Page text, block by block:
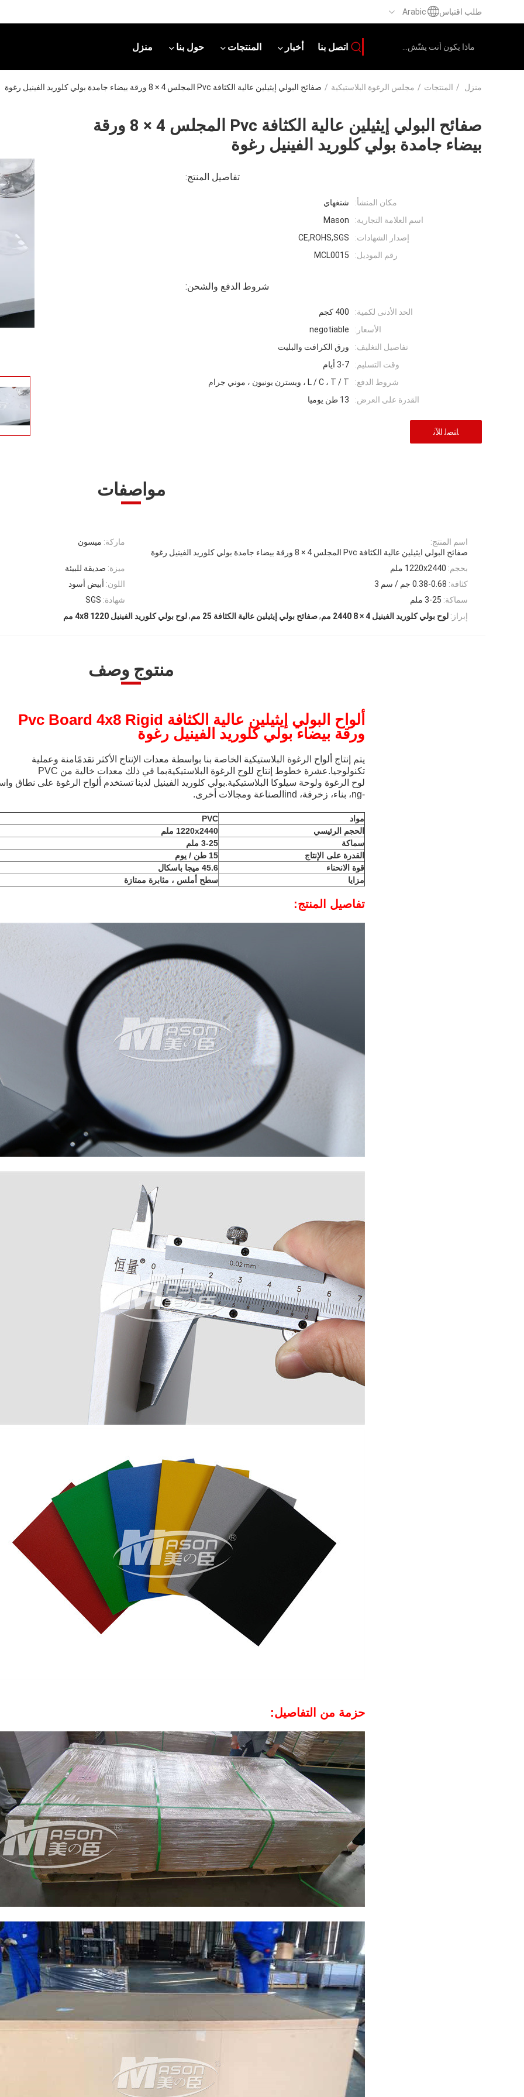
طلب اقتباس Arabic
منزل حول بنا المنتجات أخبار اتصل بنا
منزل / المنتجات / مجلس الرغوة البلاستيكية / صفائح البولي إيثيلين عالية الكثافة Pvc المجلس 4 × 8 ورقة بيضاء جامدة بولي كلوريد الفينيل رغوة
صفائح البولي إيثيلين عالية الكثافة Pvc المجلس 4 × 8 ورقة
بيضاء جامدة بولي كلوريد الفينيل رغوة
تفاصيل المنتج:
مكان المنشأ:
شنغهاي
اسم العلامة التجارية:
Mason
إصدار الشهادات:
CE,ROHS,SGS
رقم الموديل:
MCL0015
شروط الدفع والشحن:
الحد الأدنى لكمية:
400 كجم
الأسعار:
negotiable
تفاصيل التغليف:
ورق الكرافت والبليت
وقت التسليم:
3-7 أيام
شروط الدفع:
L / C ، T / T ، ويسترن يونيون ، موني جرام
القدرة على العرض:
13 طن يوميا
ﺎﺘﺼﻟ ﺍﻶﻧ
مواصفات
ماركة: ميسون
اسم المنتج:
صفائح البولي ايثيلين عالية الكثافة Pvc المجلس 4 × 8 ورقة بيضاء جامدة بولي كلوريد الفينيل رغوة
ميزة: صديقة للبيئة بحجم: 1220x2440 ملم
اللون: أبيض أسود كثافة: 0.38-0.68 جم / سم 3
شهادة: SGS سماكة: 3-25 ملم
إبراز: لوح بولي كلوريد الفينيل 4 × 8 2440 مم ,صفائح بولي إيثيلين عالية الكثافة 25 مم ,لوح بولي كلوريد الفينيل 4x8 1220 مم
منتوج وصف
ألواح البولي إيثيلين عالية الكثافة Pvc Board 4x8 Rigid
ورقة بيضاء بولي كلوريد الفينيل رغوة
يتم إنتاج ألواح الرغوة البلاستيكية الخاصة بنا بواسطة معدات الإنتاج الأكثر تقدمًامنة وعملية
تكنولوجيا.عشرة خطوط إنتاج للوح الرغوة البلاستيكيةبما في ذلك معدات خالية من PVC
لوح الرغوة ولوحة سيلوكا البلاستيكية.بولي كلوريد الفينيل لدينا تستخدم ألواح الرغوة على نطاق
-ng، بناء، زخرفة، ind
الصناعة ومجالات أخرى.
مواد
PVC
الحجم الرئيسي
1220x2440 ملم
سماكة
3-25 ملم
القدرة على الإنتاج
15 طن / يوم
قوة الانحناء
45.6 ميجا باسكال
مزايا
سطح أملس ، مثابرة ممتازة
تفاصيل المنتج:
حزمة من التفاصيل: